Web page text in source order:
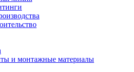
и монтажные материалы